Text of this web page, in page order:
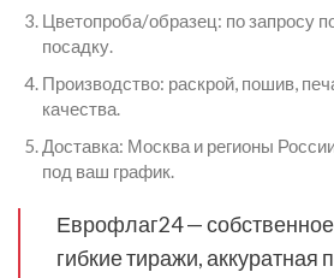
Цветопроба/образец: по запросу
посадку.
Производство: раскрой, пошив,
качества.
Доставка: Москва и регионы
под ваш график.
Еврофлаг24 —
гибкие тиражи, аккуратная